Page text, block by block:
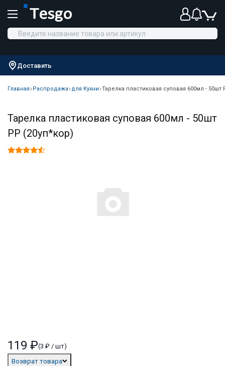
Доставить
Главная Распродажа для Кухни Тарелка пластиковая суповая 600мл - 50шт
Тарелка пластиковая суповая 600мл - 50шт
PP (20уп*кор)
119 ₽(3 ₽ / шт)
Возврат товара